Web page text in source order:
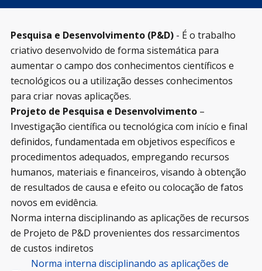
Pesquisa e Desenvolvimento (P&D) - É o trabalho
criativo desenvolvido de forma sistemática para
aumentar o campo dos conhecimentos científicos e
tecnológicos ou a utilização desses conhecimentos
para criar novas aplicações.
Projeto de Pesquisa e Desenvolvimento –
Investigação científica ou tecnológica com início e final
definidos, fundamentada em objetivos específicos e
procedimentos adequados, empregando recursos
humanos, materiais e financeiros, visando à obtenção
de resultados de causa e efeito ou colocação de fatos
novos em evidência.
Norma interna disciplinando as aplicações de recursos
de Projeto de P&D provenientes dos ressarcimentos
de custos indiretos
Norma interna disciplinando as aplicações de